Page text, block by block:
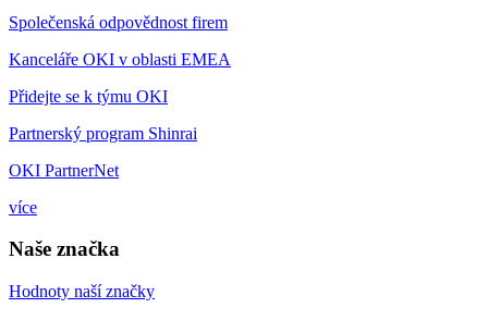
Společenská odpovědnost firem
Kanceláře OKI v oblasti EMEA
Přidejte se k týmu OKI
Partnerský program Shinrai
OKI PartnerNet
více
Naše značka
Hodnoty naší značky